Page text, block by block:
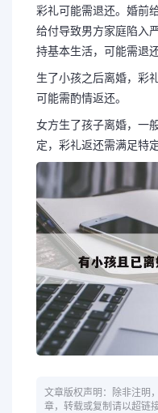
彩礼可能需退还。婚前
给付导致男方家庭陷入
持基本生活，可能需退还
生了小孩之后离婚，彩
可能需酌情返还。
女方生了孩子离婚，一
定，彩礼返还需满足特
文章版权声明：除非注明
章，转载或复制请以超链